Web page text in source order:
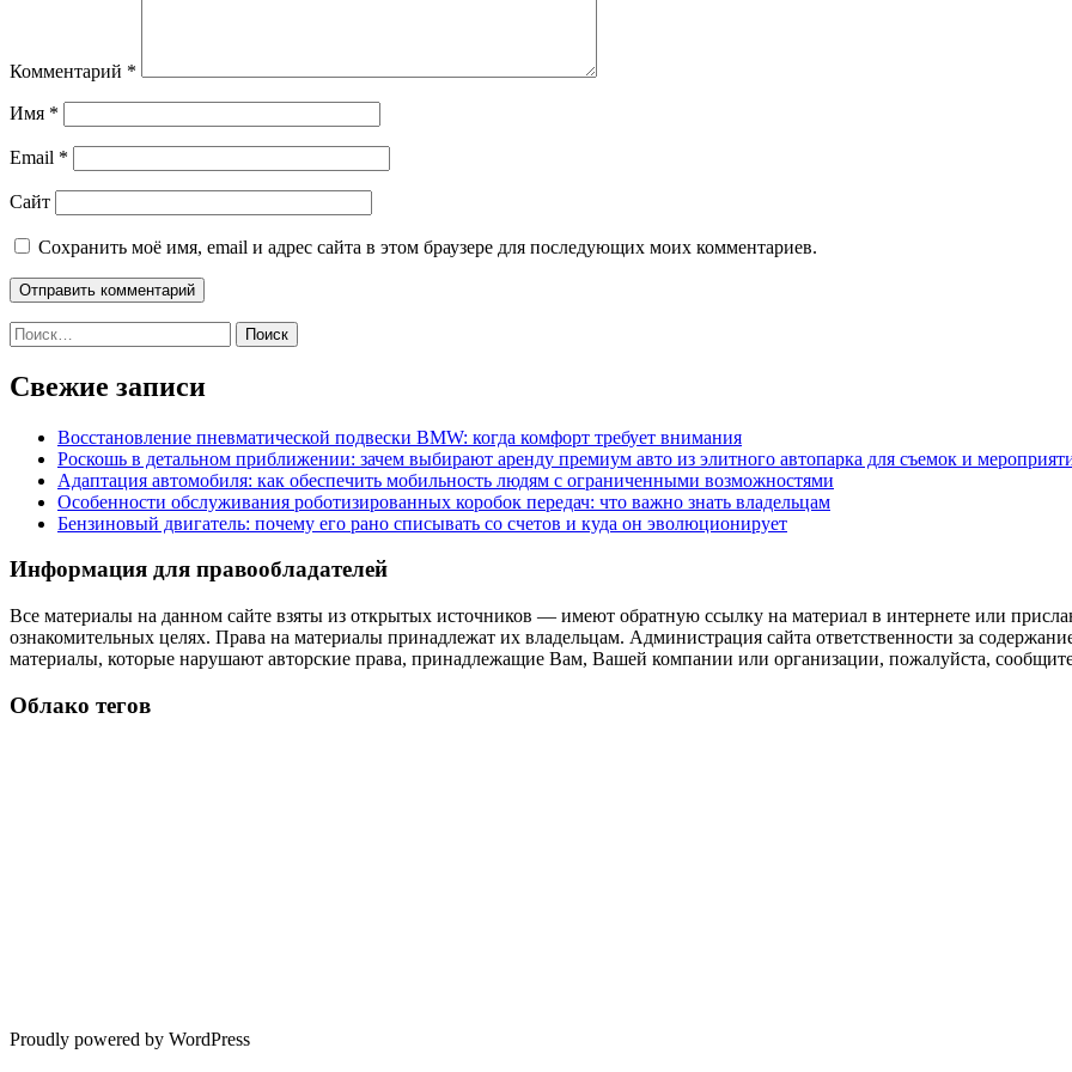
Комментарий *
Имя *
Email *
Сайт
Сохранить моё имя, email и адрес сайта в этом браузере для последующих моих комментариев.
Найти:
Свежие записи
Восстановление пневматической подвески BMW: когда комфорт требует внимания
Роскошь в детальном приближении: зачем выбирают аренду премиум авто из элитного автопарка для съемок и
Адаптация автомобиля: как обеспечить мобильность людям с ограниченными возможностями
Особенности обслуживания роботизированных коробок передач: что важно знать владельцам
Бензиновый двигатель: почему его рано списывать со счетов и куда он эволюционирует
Информация для правообладателей
Все материалы на данном сайте взяты из открытых источников — имеют обратную ссылку на материал в интернете или
ознакомительных целях. Права на материалы принадлежат их владельцам. Администрация сайта ответственности за
материалы, которые нарушают авторские права, принадлежащие Вам, Вашей компании или организации, пожалуйста,
Облако тегов
Proudly powered by WordPress